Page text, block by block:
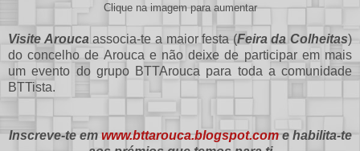
Clique na imagem para aumentar
Visite Arouca associa-te a maior festa (Feira da Colheitas)
do concelho de Arouca e não deixe de participar em mais
um evento do grupo BTTArouca para toda a comunidade
BTTista.
Inscreve-te em www.bttarouca.blogspot.come habilita-te